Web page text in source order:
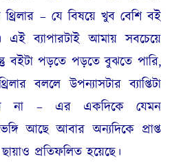
– যে বিষয়ে খুব বেশি বই
ব্যাপারটাই আমায় সবচেয়ে
বইটা পড়তে পড়তে বুঝতে পারি,
বললে উপন্যাসটার ব্যাপ্তিটা
না – এর একদিকে যেমন
আছে আবার অন্যদিকে প্রাপ্ত
প্রতিফলিত হয়েছে।